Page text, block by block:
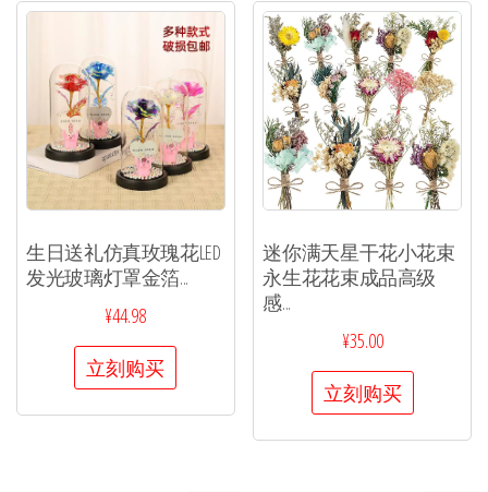
生日送礼仿真玫瑰花LED
发光玻璃灯罩金箔...
¥44.98
立刻购买
迷你满天星干花小花束
永生花花束成品高级
感...
¥35.00
立刻购买